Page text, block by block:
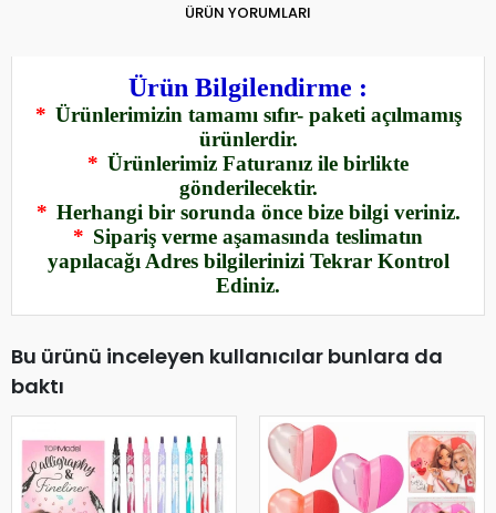
ÜRÜN YORUMLARI
Ürün Bilgilendirme :
* Ürünlerimizin tamamı sıfır- paketi açılmamış
ürünlerdir.
* Ürünlerimiz Faturanız ile birlikte
gönderilecektir.
* Herhangi bir sorunda önce bize bilgi veriniz.
* Sipariş verme aşamasında teslimatın
yapılacağı Adres bilgilerinizi Tekrar Kontrol
Ediniz.
Bu ürünü inceleyen kullanıcılar bunlara da
baktı